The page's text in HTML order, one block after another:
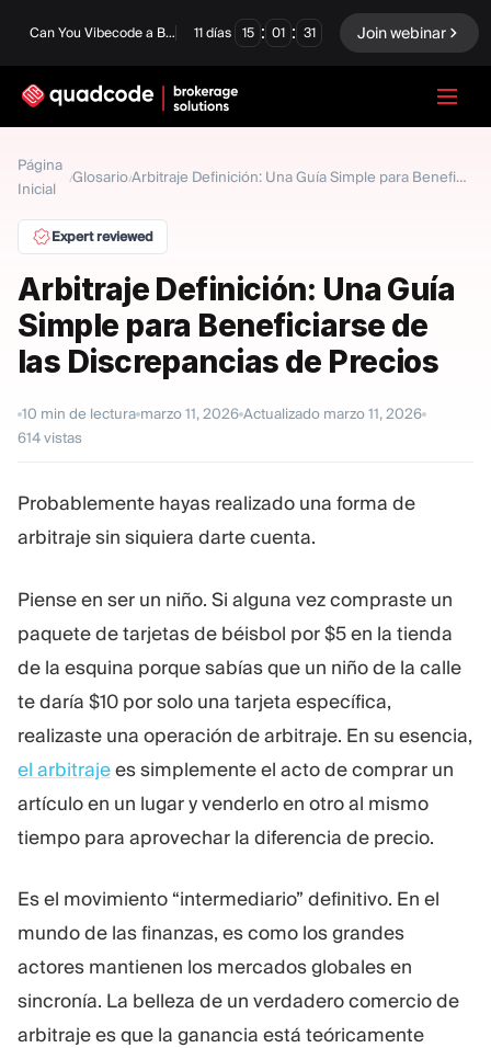
Can You Vibecode a Brokerage Platform? 11 días 15 : 01 : 30 Join webinar
Página
Inicial
/
Glosario / Arbitraje Definición: Una Guía Simple para Beneficiarse de las Discrepancias de Precios
Expert reviewed
Arbitraje Definición: Una Guía
Simple para Beneficiarse de
las Discrepancias de Precios
10 min de lectura marzo 11, 2026 Actualizado marzo 11, 2026
614vistas
Probablemente hayas realizado una forma de
arbitraje sin siquiera darte cuenta.
Piense en ser un niño. Si alguna vez compraste un
paquete de tarjetas de béisbol por $5 en la tienda
de la esquina porque sabías que un niño de la calle
te daría $10 por solo una tarjeta específica,
realizaste una operación de arbitraje. En su esencia,
el arbitrajees simplemente el acto de comprar un
artículo en un lugar y venderlo en otro al mismo
tiempo para aprovechar la diferencia de precio.
Es el movimiento “intermediario” definitivo. En el
mundo de las finanzas, es como los grandes
actores mantienen los mercados globales en
sincronía. La belleza de un verdadero comercio de
arbitraje es que la ganancia está teóricamente
Solución Llave En Mano
Forex / CFD
Opciones Binarias
Intercambio y
compensación
Plataforma De Trading
RECURSOS
Guía de marketing
Blog
Glosario
Tutoriales en vídeo
Calculadora
Plan de negocio
MÁS
Sobre Nosotros
Eventos
Números
Noticias de la empresa
Carreras